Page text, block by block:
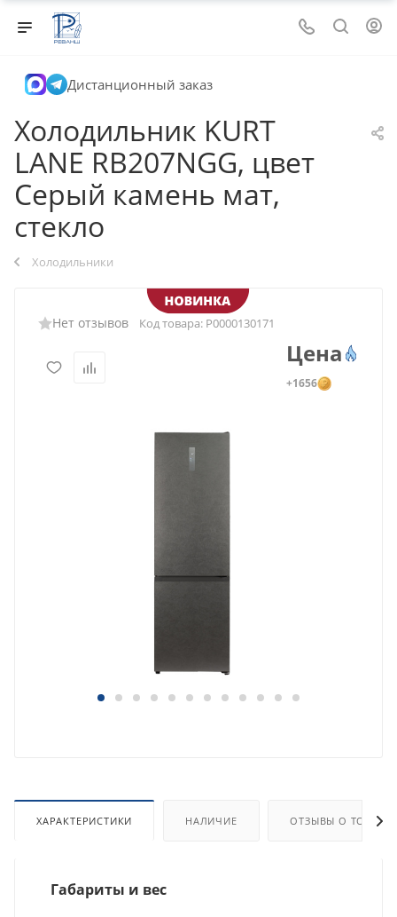
Дистанционный заказ
Холодильник KURT
LANE RB207NGG, цвет
Серый камень мат,
стекло
Холодильники
Нет отзывов Код товара: Р0000130171
Цена
+1656
ХАРАКТЕРИСТИКИ НАЛИЧИЕ ОТЗЫВЫ О ТОВАРЕ
Габариты и вес